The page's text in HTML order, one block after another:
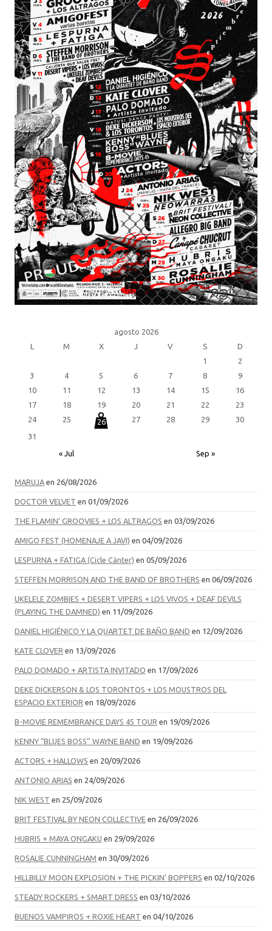
agosto 2026
L
M X J V S D
« Jul Sep »
1
2
3
4 5 6 7 8
9
10
11 12 13 14 15
16
17
18 19 20 21 22
23
24
25 26 27 28 29
30
31
MARUJA en 26/08/2026
DOCTOR VELVET en 01/09/2026
THE FLAMIN’ GROOVIES + LOS ALTRAGOS en 03/09/2026
AMIGO FEST (HOMENAJE A JAVI) en 04/09/2026
LESPURNA + FATIGA (Cicle Cànter) en 05/09/2026
STEFFEN MORRISON AND THE BAND OF BROTHERS en 06/09/2026
UKELELE ZOMBIES + DESERT VIPERS + LOS VIVOS + DEAF DEVILS
(PLAYING THE DAMNED) en 11/09/2026
DANIEL HIGIÉNICO Y LA QUARTET DE BAÑO BAND en 12/09/2026
KATE CLOVER en 13/09/2026
PALO DOMADO + ARTISTA INVITADO en 17/09/2026
DEKE DICKERSON & LOS TORONTOS + LOS MOUSTROS DEL
ESPACIO EXTERIOR en 18/09/2026
B-MOVIE REMEMBRANCE DAYS 45 TOUR en 19/09/2026
KENNY “BLUES BOSS” WAYNE BAND en 19/09/2026
ACTORS + HALLOWS en 20/09/2026
ANTONIO ARIAS en 24/09/2026
NIK WEST en 25/09/2026
BRIT FESTIVAL BY NEON COLLECTIVE en 26/09/2026
HUBRIS + MAYA ONGAKU en 29/09/2026
ROSALIE CUNNINGHAM en 30/09/2026
HILLBILLY MOON EXPLOSION + THE PICKIN’ BOPPERS en 02/10/2026
STEADY ROCKERS + SMART DRESS en 03/10/2026
BUENOS VAMPIROS + ROXIE HEART en 04/10/2026